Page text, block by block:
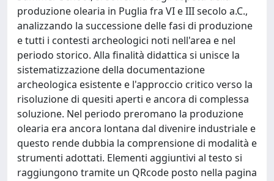
produzione olearia in Puglia fra VI e III secolo a.C.,
analizzando la successione delle fasi di produzione
e tutti i contesti archeologici noti nell'area e nel
periodo storico. Alla finalità didattica si unisce la
sistematizzazione della documentazione
archeologica esistente e l'approccio critico verso la
risoluzione di quesiti aperti e ancora di complessa
soluzione. Nel periodo preromano la produzione
olearia era ancora lontana dal divenire industriale e
questo rende dubbia la comprensione di modalità e
strumenti adottati. Elementi aggiuntivi al testo si
raggiungono tramite un QRcode posto nella pagina